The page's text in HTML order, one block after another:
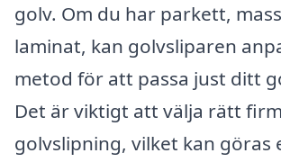
golv. Om du har parkett,
laminat, kan golvsliparen
metod för att passa just ditt
Det är viktigt att välja rätt
golvslipning, vilket kan göras